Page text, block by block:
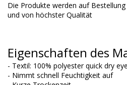
Die Produkte werden auf
und von höchster Qualität
Eigenschaften des
- Textil: 100% polyester quick dry
- Nimmt schnell Feuchtigkeit auf